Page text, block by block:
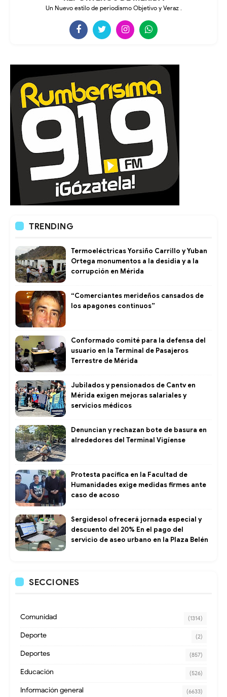
Un Nuevo estilo de periodismo Objetivo y Veraz .
TRENDING
Termoeléctricas Yorsiño Carrillo y Yuban
Ortega monumentos a la desidia y a la
corrupción en Mérida
“Comerciantes merideños cansados de
los apagones continuos”
Conformado comité para la defensa del
usuario en la Terminal de Pasajeros
Terrestre de Mérida
Jubilados y pensionados de Cantv en
Mérida exigen mejoras salariales y
servicios médicos
Denuncian y rechazan bote de basura en
alrededores del Terminal Vigíense
Protesta pacífica en la Facultad de
Humanidades exige medidas firmes ante
caso de acoso
Sergidesol ofrecerá jornada especial y
descuento del 20% En el pago del
servicio de aseo urbano en la Plaza Belén
SECCIONES
Comunidad (1314)
Deporte (2)
Deportes (857)
Educación (526)
Información general (6633)